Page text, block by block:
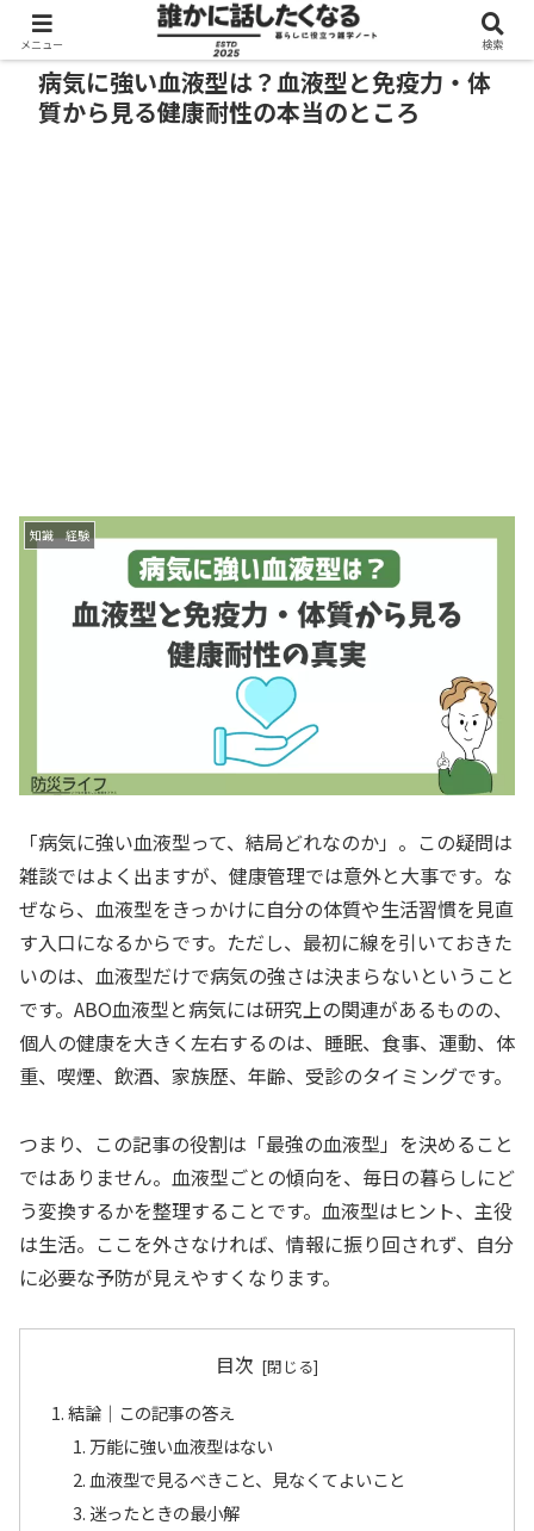
病気に強い血液型は？血液型と免疫力・体
質から見る健康耐性の本当のところ
知識 経験
「病気に強い血液型って、結局どれなのか」。この疑問は
雑談ではよく出ますが、健康管理では意外と大事です。な
ぜなら、血液型をきっかけに自分の体質や生活習慣を見直
す入口になるからです。ただし、最初に線を引いておきた
いのは、血液型だけで病気の強さは決まらないということ
です。ABO血液型と病気には研究上の関連があるものの、
個人の健康を大きく左右するのは、睡眠、食事、運動、体
重、喫煙、飲酒、家族歴、年齢、受診のタイミングです。
つまり、この記事の役割は「最強の血液型」を決めること
ではありません。血液型ごとの傾向を、毎日の暮らしにど
う変換するかを整理することです。血液型はヒント、主役
は生活。ここを外さなければ、情報に振り回されず、自分
に必要な予防が見えやすくなります。
目次
結論｜この記事の答え
万能に強い血液型はない
血液型で見るべきこと、見なくてよいこと
迷ったときの最小解
メニュー 検索